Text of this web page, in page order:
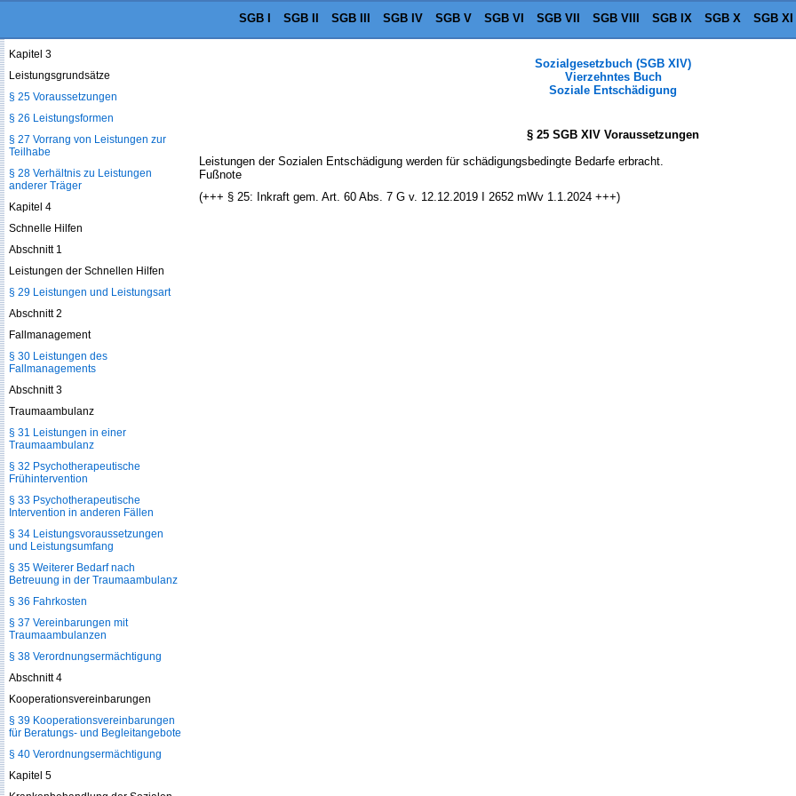
SGB I SGB II SGB III SGB IV SGB V SGB VI SGB VII SGB VIII SGB IX SGB X SGB XI
Sozialgesetzbuch (SGB XIV)
Vierzehntes Buch
Soziale Entschädigung
§ 25 SGB XIV Voraussetzungen
Leistungen der Sozialen Entschädigung werden für schädigungsbedingte Bedarfe erbracht.
Fußnote
(+++ § 25: Inkraft gem. Art. 60 Abs. 7 G v. 12.12.2019 I 2652 mWv 1.1.2024 +++)
Kapitel 3
Leistungsgrundsätze
§ 25 Voraussetzungen
§ 26 Leistungsformen
§ 27 Vorrang von Leistungen zur
Teilhabe
§ 28 Verhältnis zu Leistungen
anderer Träger
Kapitel 4
Schnelle Hilfen
Abschnitt 1
Leistungen der Schnellen Hilfen
§ 29 Leistungen und Leistungsart
Abschnitt 2
Fallmanagement
§ 30 Leistungen des
Fallmanagements
Abschnitt 3
Traumaambulanz
§ 31 Leistungen in einer
Traumaambulanz
§ 32 Psychotherapeutische
Frühintervention
§ 33 Psychotherapeutische
Intervention in anderen Fällen
§ 34 Leistungsvoraussetzungen
und Leistungsumfang
§ 35 Weiterer Bedarf nach
Betreuung in der Traumaambulanz
§ 36 Fahrkosten
§ 37 Vereinbarungen mit
Traumaambulanzen
§ 38 Verordnungsermächtigung
Abschnitt 4
Kooperationsvereinbarungen
§ 39 Kooperationsvereinbarungen
für Beratungs- und Begleitangebote
§ 40 Verordnungsermächtigung
Kapitel 5